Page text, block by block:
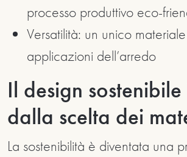
processo produttivo eco-
Versatilità: un unico
applicazioni dell’arredo
Il design
dalla scelta dei
La sostenibilità è diventata una